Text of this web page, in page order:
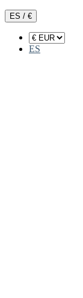
ES / €
ES